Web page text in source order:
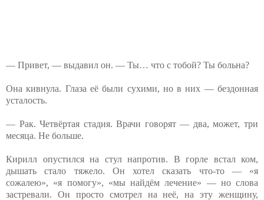
— Привет, — выдавил он. — Ты… что с тобой? Ты больна?
Она кивнула. Глаза её были сухими, но в них — бездонная
усталость.
— Рак. Четвёртая стадия. Врачи говорят — два, может, три
месяца. Не больше.
Кирилл опустился на стул напротив. В горле встал ком,
дышать стало тяжело. Он хотел сказать что-то — «я
сожалею», «я помогу», «мы найдём лечение» — но слова
застревали. Он просто смотрел на неё, на эту женщину,